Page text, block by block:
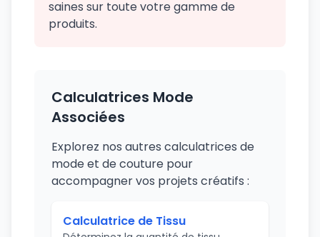
saines sur toute votre gamme de
produits.
Calculatrices Mode
Associées
Explorez nos autres calculatrices de
mode et de couture pour
accompagner vos projets créatifs :
Calculatrice de Tissu